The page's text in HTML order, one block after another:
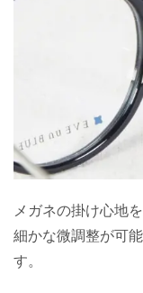
メガネの掛け心地
細かな微調整が可
す。